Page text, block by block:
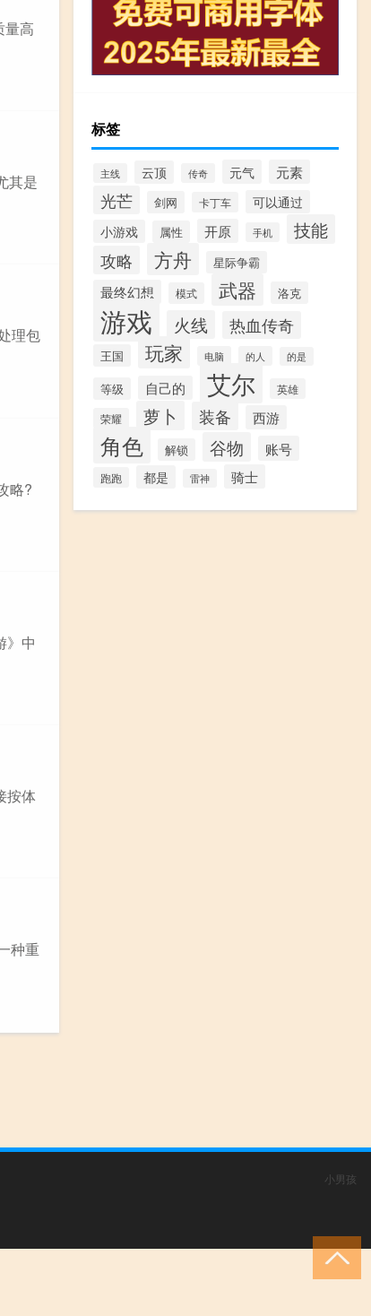
量高
其是
理包
略?
》中
按体
种重
标签
主线 云顶 传奇 元气 元素
光芒 剑网 卡丁车
可以通过
小游戏
属性 开原 手机 技能
攻略 方舟 星际争霸
最终幻想 模式 武器 洛克
游戏 火线 热血传奇
王国 玩家 电脑 的人 的是
等级 自己的 艾尔
英雄
荣耀
萝卜 装备 西游
角色 解锁 谷物 账号
跑跑 都是 雷神 骑士
小男孩